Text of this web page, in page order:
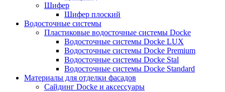
Шифер
Шифер плоский
Водосточные системы
Пластиковые водосточные системы Docke
Водосточные системы Docke LUX
Водосточные системы Docke Premium
Водосточные системы Docke Stal
Водосточные системы Docke Standard
Материалы для отделки фасадов
Сайдинг Docke и аксессуары